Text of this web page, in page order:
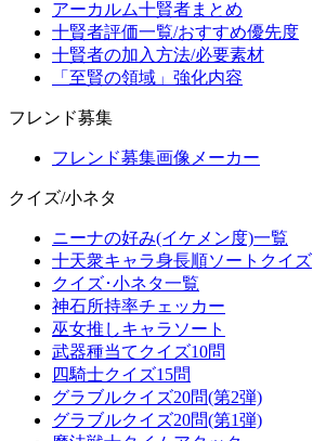
アーカルム十賢者まとめ
十賢者評価一覧/おすすめ優先度
十賢者の加入方法/必要素材
「至賢の領域」強化内容
フレンド募集
フレンド募集画像メーカー
クイズ/小ネタ
ニーナの好み(イケメン度)一覧
十天衆キャラ身長順ソートクイズ
クイズ･小ネタ一覧
神石所持率チェッカー
巫女推しキャラソート
武器種当てクイズ10問
四騎士クイズ15問
グラブルクイズ20問(第2弾)
グラブルクイズ20問(第1弾)